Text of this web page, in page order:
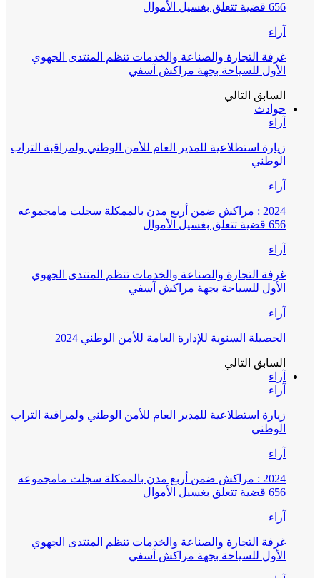
656 قضية تتعلق بغسيل الأموال
آراء
غرفة التجارة والصناعة والخدمات تنظم المنتدى الجهوي
الأول للسياحة بجهة مراكش آسفي
السابق التالي
حوادث
آراء
زيارة استطلاعية للمدير العام للأمن الوطني ولمراقبة التراب
الوطني
آراء
2024 : مراكش ضمن أربع مدن بالممكلة سجلت مامجموعه
656 قضية تتعلق بغسيل الأموال
آراء
غرفة التجارة والصناعة والخدمات تنظم المنتدى الجهوي
الأول للسياحة بجهة مراكش آسفي
آراء
الحصيلة السنوية للإدارة العامة للأمن الوطني 2024
السابق التالي
آراء
آراء
زيارة استطلاعية للمدير العام للأمن الوطني ولمراقبة التراب
الوطني
آراء
2024 : مراكش ضمن أربع مدن بالممكلة سجلت مامجموعه
656 قضية تتعلق بغسيل الأموال
آراء
غرفة التجارة والصناعة والخدمات تنظم المنتدى الجهوي
الأول للسياحة بجهة مراكش آسفي